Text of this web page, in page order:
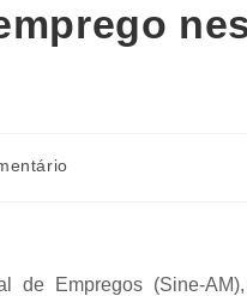
de Empregos (Sine-